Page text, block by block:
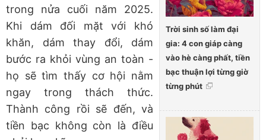
Trời sinh số làm đại
gia: 4 con giáp càng
vào hè càng phất, tiền
bạc thuận lợi từng giờ
từng phút
trong nửa cuối năm 2025.
Khi dám đối mặt với khó
khăn, dám thay đổi, dám
bước ra khỏi vùng an toàn -
họ sẽ tìm thấy cơ hội nằm
ngay trong thách thức.
Thành công rồi sẽ đến, và
tiền bạc không còn là điều